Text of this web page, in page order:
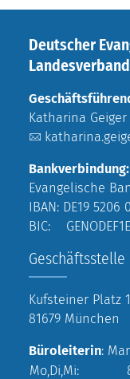
Deutscher
Katharina Geiger
Bankverbindung:
Evangelische
IBAN: DE19 5206
BIC:
Geschäftsstelle
Kufsteiner Platz 1
81679 München
Büroleiterin:
Mo,Di,Mi: